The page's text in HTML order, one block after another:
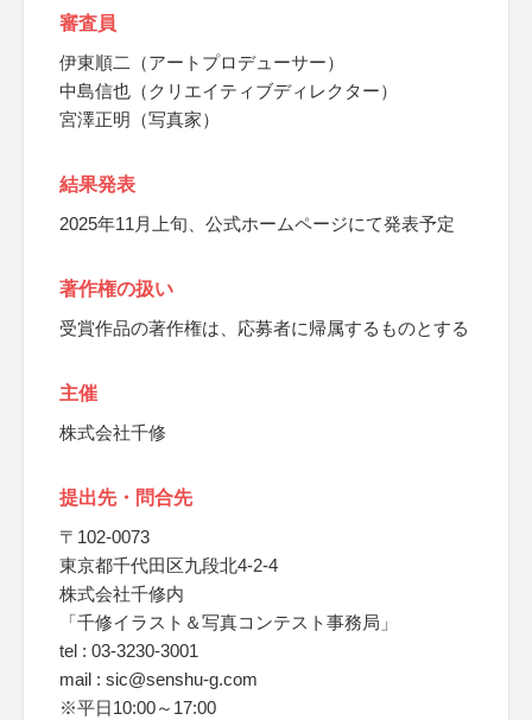
審査員
伊東順二（アートプロデューサー）
中島信也（クリエイティブディレクター）
宮澤正明（写真家）
結果発表
2025年11月上旬、公式ホームページにて発表予定
著作権の扱い
受賞作品の著作権は、応募者に帰属するものとする
主催
株式会社千修
提出先・問合先
〒102-0073
東京都千代田区九段北4-2-4
株式会社千修内
「千修イラスト＆写真コンテスト事務局」
tel : 03-3230-3001
mail : sic@senshu-g.com
※平日10:00～17:00